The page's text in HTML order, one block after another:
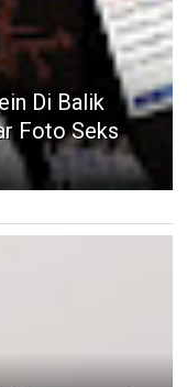
Di Balik
Foto Seks